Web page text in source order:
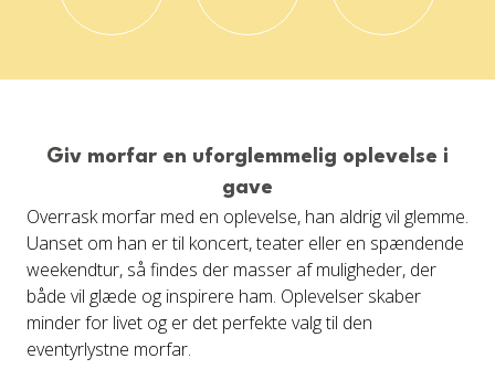
Giv morfar en uforglemmelig oplevelse i
gave
Overrask morfar med en oplevelse, han aldrig vil glemme.
Uanset om han er til koncert, teater eller en spændende
weekendtur, så findes der masser af muligheder, der
både vil glæde og inspirere ham. Oplevelser skaber
minder for livet og er det perfekte valg til den
eventyrlystne morfar.